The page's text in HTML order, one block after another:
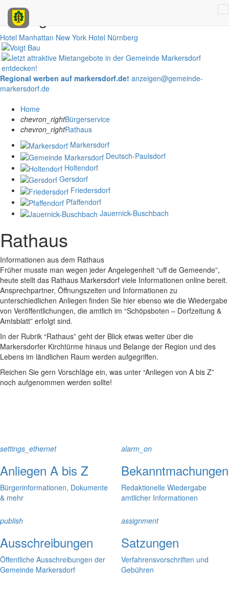
Anzeigen
Hotel Manhattan New York Hotel Nürnberg
Regional werben auf markersdorf.de! anzeigen@gemeinde-
markersdorf.de
Home
chevron_rightBürgerservice
chevron_rightRathaus
Markersdorf
Deutsch-Paulsdorf
Holtendorf
Gersdorf
Friedersdorf
Pfaffendorf
Jauernick-Buschbach
Rathaus
Informationen aus dem Rathaus
Früher musste man wegen jeder Angelegenheit “uff de Gemeende”,
heute stellt das Rathaus Markersdorf viele Informationen online bereit.
Ansprechpartner, Öffnungszeiten und Informationen zu
unterschiedlichen Anliegen finden Sie hier ebenso wie die Wiedergabe
von Veröffentlichungen, die amtlich im “Schöpsboten – Dorfzeitung &
Amtsblatt” erfolgt sind.
In der Rubrik “Rathaus” geht der Blick etwas weiter über die
Markersdorfer Kirchtürme hinaus und Belange der Region und des
Lebens im ländlichen Raum werden aufgegriffen.
Reichen Sie gern Vorschläge ein, was unter “Anliegen von A bis Z”
noch aufgenommen werden sollte!
settings_ethernet
Anliegen A bis Z
Bürgerinformationen, Dokumente
& mehr
alarm_on
Bekanntmachungen
Redaktionelle Wiedergabe
amtlicher Informationen
publish
Ausschreibungen
Öffentliche Ausschreibungen der
Gemeinde Markersdorf
assignment
Satzungen
Verfahrensvorschriften und
Gebühren